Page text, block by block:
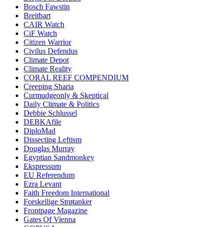
Bosch Fawstin
Breitbart
CAIR Watch
CiF Watch
Citizen Warrior
Civilus Defendus
Climate Depot
Climate Reality
CORAL REEF COMPENDIUM
Creeping Sharia
Curmudgeonly & Skeptical
Daily Climate & Politics
Debbie Schlussel
DEBKAfile
DiploMad
Dissecting Leftism
Douglas Murray
Egyptian Sandmonkey
Ekspressum
EU Referendum
Ezra Levant
Faith Freedom International
Forskellige Strøtanker
Frontpage Magazine
Gates Of Vienna